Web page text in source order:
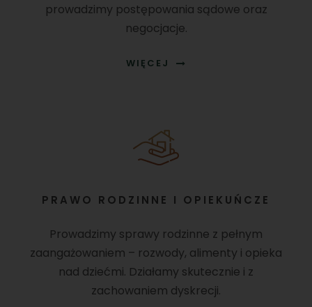
prowadzimy postępowania sądowe oraz
negocjacje.
WIĘCEJ
PRAWO RODZINNE I OPIEKUŃCZE
Prowadzimy sprawy rodzinne z pełnym
zaangażowaniem – rozwody, alimenty i opieka
nad dziećmi. Działamy skutecznie i z
zachowaniem dyskrecji.